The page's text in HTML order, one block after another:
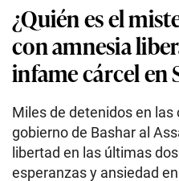
¿Quién es el
con amnesia
infame cárcel en
Miles de detenidos en las
gobierno de Bashar al
libertad en las últimas
esperanzas y ansiedad